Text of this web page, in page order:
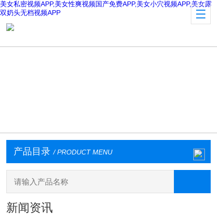
美女私密视频APP,美女性爽视频国产免费APP,美女小穴视频APP,美女露
双奶头无档视频APP
产品目录 / PRODUCT MENU
新闻资讯